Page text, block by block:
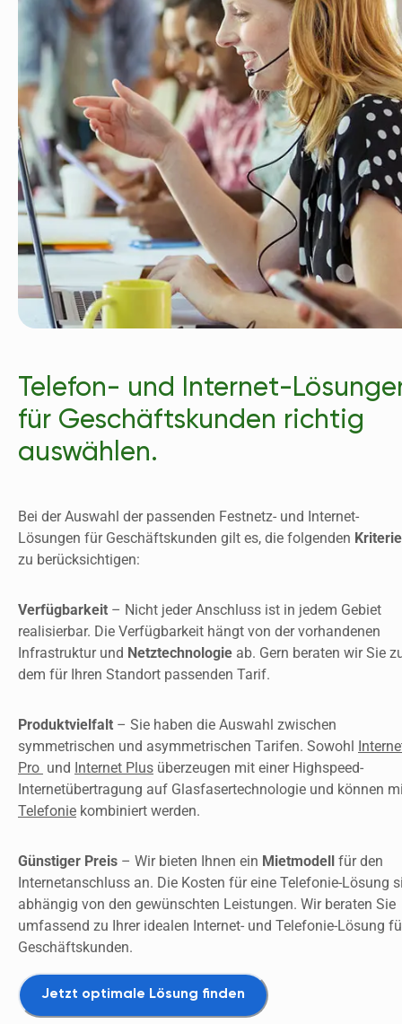
Telefon- und Internet-
für Geschäftskunden richtig
auswählen.
Bei der Auswahl der passenden Festnetz- und Internet-
Lösungen für Geschäftskunden gilt es, die folgenden
zu berücksichtigen:
Verfügbarkeit – Nicht jeder Anschluss ist in jedem Gebiet
realisierbar. Die Verfügbarkeit hängt von der vorhandenen
Infrastruktur und Netztechnologie ab. Gern beraten wir Sie
dem für Ihren Standort passenden Tarif.
Produktvielfalt – Sie haben die Auswahl zwischen
symmetrischen und asymmetrischen Tarifen. Sowohl
Pro und Internet Plus überzeugen mit einer Highspeed-
Telefonie kombiniert werden.
Günstiger Preis – Wir bieten Ihnen ein Mietmodell für den
Internetanschluss an. Die Kosten für eine Telefonie-Lösung
abhängig von den gewünschten Leistungen. Wir beraten Sie
umfassend zu Ihrer idealen Internet- und Telefonie-Lösung
Geschäftskunden.
Jetzt optimale Lösung finden